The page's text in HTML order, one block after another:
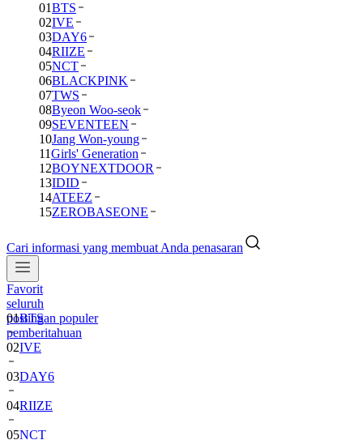
01BTS
02IVE
03DAY6
04RIIZE
05NCT
06BLACKPINK
07TWS
08Byeon Woo-seok
09SEVENTEEN
10Jang Won-young
11Girls' Generation
12BOYNEXTDOOR
13IDID
14ATEEZ
15ZEROBASEONE
Cari informasi yang membuat Anda penasaran
Favorit
seluruh
postingan populer
pemberitahuan
01BTS
02IVE
03DAY6
04RIIZE
05NCT
06BLACKPINK